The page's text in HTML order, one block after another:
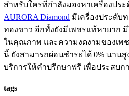
สำหรับใครที่กำลังมองหาเครื่องปร
AURORA Diamond มีเครื่องประดับ
ทองขาว อีกทั้งยังมีเพชรแท้หายาก มี
ในคุณภาพ และความงดงามของเพ
นี้ ยังสามารถผ่อนชำระได้ 0% นานสู
บริการให้คำปรึกษาฟรี เพื่อประสบ
tags